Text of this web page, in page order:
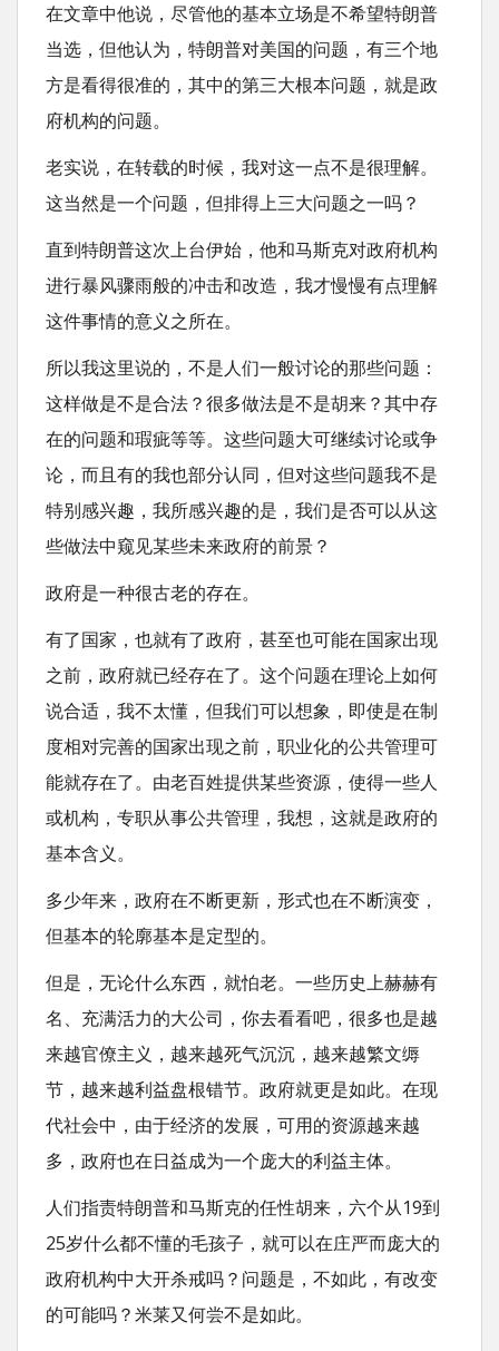
在文章中他说，尽管他的基本立场是不希望特朗普
当选，但他认为，特朗普对美国的问题，有三个地
方是看得很准的，其中的第三大根本问题，就是政
府机构的问题。
老实说，在转载的时候，我对这一点不是很理解。
这当然是一个问题，但排得上三大问题之一吗？
直到特朗普这次上台伊始，他和马斯克对政府机构
进行暴风骤雨般的冲击和改造，我才慢慢有点理解
这件事情的意义之所在。
所以我这里说的，不是人们一般讨论的那些问题：
这样做是不是合法？很多做法是不是胡来？其中存
在的问题和瑕疵等等。这些问题大可继续讨论或争
论，而且有的我也部分认同，但对这些问题我不是
特别感兴趣，我所感兴趣的是，我们是否可以从这
些做法中窥见某些未来政府的前景？
政府是一种很古老的存在。
有了国家，也就有了政府，甚至也可能在国家出现
之前，政府就已经存在了。这个问题在理论上如何
说合适，我不太懂，但我们可以想象，即使是在制
度相对完善的国家出现之前，职业化的公共管理可
能就存在了。由老百姓提供某些资源，使得一些人
或机构，专职从事公共管理，我想，这就是政府的
基本含义。
多少年来，政府在不断更新，形式也在不断演变，
但基本的轮廓基本是定型的。
但是，无论什么东西，就怕老。一些历史上赫赫有
名、充满活力的大公司，你去看看吧，很多也是越
来越官僚主义，越来越死气沉沉，越来越繁文缛
节，越来越利益盘根错节。政府就更是如此。在现
代社会中，由于经济的发展，可用的资源越来越
多，政府也在日益成为一个庞大的利益主体。
人们指责特朗普和马斯克的任性胡来，六个从19到
25岁什么都不懂的毛孩子，就可以在庄严而庞大的
政府机构中大开杀戒吗？问题是，不如此，有改变
的可能吗？米莱又何尝不是如此。